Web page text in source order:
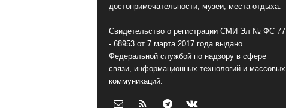
достопримечательности, музеи, места отдыха.
Свидетельство о регистрации СМИ Эл № ФС 77
- 68953 от 7 марта 2017 года выдано
Федеральной службой по надзору в сфере
связи, информационных технологий и массовых
коммуникаций.